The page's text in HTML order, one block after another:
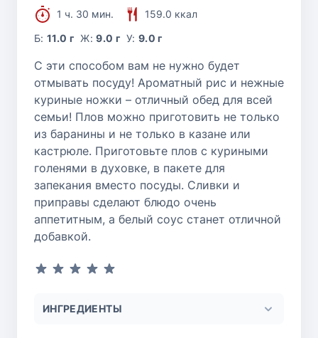
1 ч. 30 мин.
159.0 ккал
Б:11.0 г Ж:9.0 г У:9.0 г
С эти способом вам не нужно будет
отмывать посуду! Ароматный рис и нежные
куриные ножки – отличный обед для всей
семьи! Плов можно приготовить не только
из баранины и не только в казане или
кастрюле. Приготовьте плов с куриными
голенями в духовке, в пакете для
запекания вместо посуды. Сливки и
приправы сделают блюдо очень
аппетитным, а белый соус станет отличной
добавкой.
ИНГРЕДИЕНТЫ